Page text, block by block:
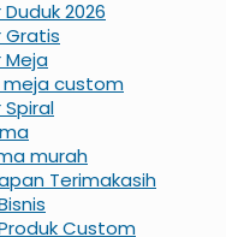
2026
Gratis
Meja
meja custom
murah
Terimakasih
Custom